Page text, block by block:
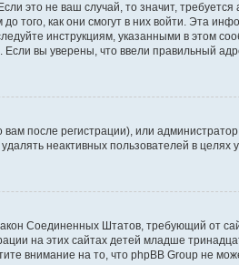
это не ваш случай, то значит, требуется
того, как они смогут в них войти. Эта
инструкциям, указанными в этом
вы уверены, что ввели правильный
после регистрации), или
неактивных пользователей в
Соединенных Штатов, требующий от
на этих сайтах детей младше
внимание на то, что phpBB Group не